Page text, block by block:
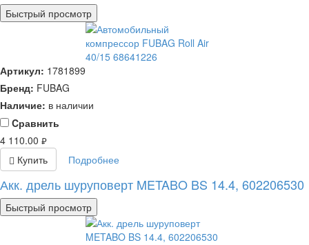
Быстрый просмотр
Артикул: 1781899
Бренд: FUBAG
Наличие: в наличии
Cравнить
4 110.00 руб.
Купить Подробнее
Акк. дрель шуруповерт METABO BS 14.4, 602206530
Быстрый просмотр